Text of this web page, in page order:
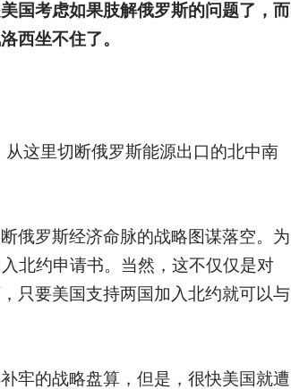
国考虑如果肢解俄罗斯的问题了，而
西坐不住了。
这里切断俄罗斯能源出口的北中南
俄罗斯经济命脉的战略图谋落空。为
北约申请书。当然，这不仅仅是对
只要美国支持两国加入北约就可以与
牢的战略盘算，但是，很快美国就遭